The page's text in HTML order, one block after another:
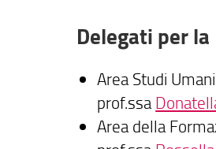
Delegati per
Area Studi
prof.ssa
Area della